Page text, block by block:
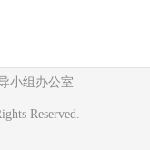
小组办公室
Reserved.